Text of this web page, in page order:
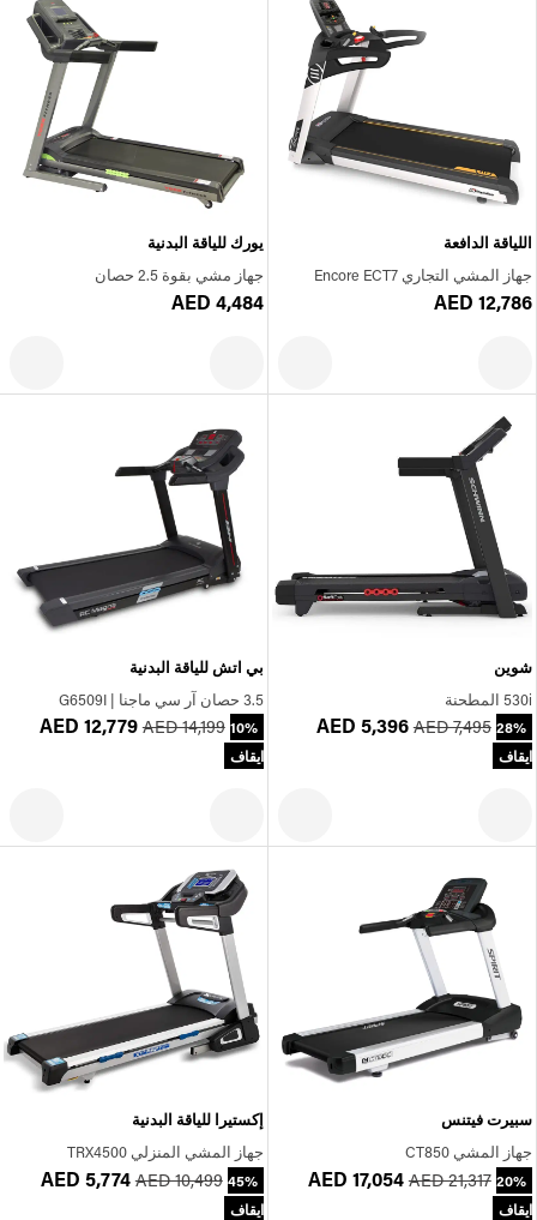
اللياقة الدافعة
جهاز المشي التجاري Encore ECT7
AED 12,786
يورك للياقة البدنية
جهاز مشي بقوة 2.5 حصان
AED 4,484
شوين
530i المطحنة
AED 5,396 AED 7,495 28%
ايقاف
بي اتش للياقة البدنية
3.5 حصان آر سي ماجنا | G6509I
AED 12,779 AED 14,199 10%
ايقاف
سبيرت فيتنس
جهاز المشي CT850
AED 17,054 AED 21,317 20%
ايقاف
إكستيرا للياقة البدنية
جهاز المشي المنزلي TRX4500
AED 5,774 AED 10,499 45%
ايقاف